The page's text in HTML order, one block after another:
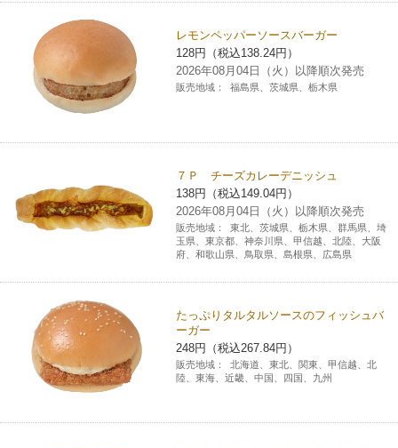
レモンペッパーソースバーガー
128円（税込138.24円）
2026年08月04日（火）以降順次発売
販売地域： 福島県、茨城県、栃木県
７Ｐ チーズカレーデニッシュ
138円（税込149.04円）
2026年08月04日（火）以降順次発売
販売地域：
東北、茨城県、栃木県、群馬県、埼
玉県、東京都、神奈川県、甲信越、北陸、大阪
府、和歌山県、鳥取県、島根県、広島県
たっぷりタルタルソースのフィッシュバ
ーガー
248円（税込267.84円）
販売地域：
北海道、東北、関東、甲信越、北
陸、東海、近畿、中国、四国、九州